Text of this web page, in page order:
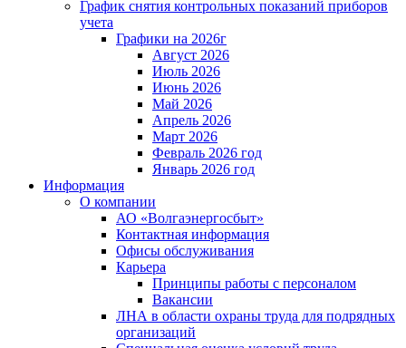
График снятия контрольных показаний приборов
учета
Графики на 2026г
Август 2026
Июль 2026
Июнь 2026
Май 2026
Апрель 2026
Март 2026
Февраль 2026 год
Январь 2026 год
Информация
О компании
АО «Волгаэнергосбыт»
Контактная информация
Офисы обслуживания
Карьера
Принципы работы с персоналом
Вакансии
ЛНА в области охраны труда для подрядных
организаций